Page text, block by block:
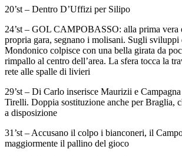
20’st – Dentro D’Uffizi per Silipo
24’st – GOL CAMPOBASSO: alla prima vera
propria gara, segnano i molisani. Sugli sviluppi
Mondonico colpisce con una bella girata da
rimpallo al centro dell’area. La sfera tocca la
rete alle spalle di livieri
29’st – Di Carlo inserisce Maurizii e
Tirelli. Doppia sostituzione anche per Braglia,
a disposizione
31’st – Accusano il colpo i bianconeri, il
maggiormente il pallino del gioco